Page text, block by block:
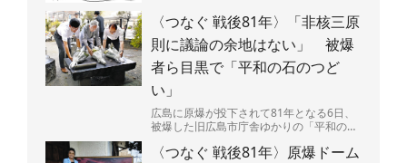
〈つなぐ 戦後81年〉「非核三原
則に議論の余地はない」 被爆
者ら目黒で「平和の石のつど
い」
広島に原爆が投下されて81年となる6日、
被爆した旧広島市庁舎ゆかりの「平和の
ぜんとなかよし公園（...
〈つなぐ 戦後81年〉原爆ドーム